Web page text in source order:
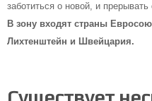
заботиться о новой, и
В зону входят страны
Лихтенштейн и Швейцария.